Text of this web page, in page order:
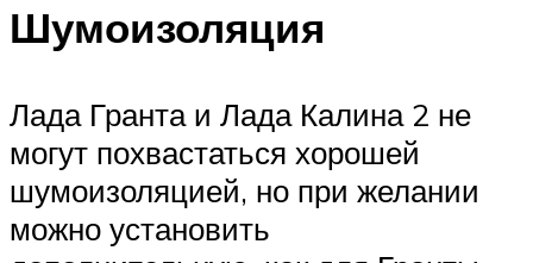
Шумоизоляция
Лада Гранта и Лада Калина 2 не
могут похвастаться хорошей
шумоизоляцией, но при желании
можно установить